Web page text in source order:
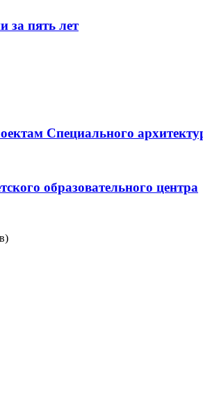
за пять лет
Специального
образовательного центра